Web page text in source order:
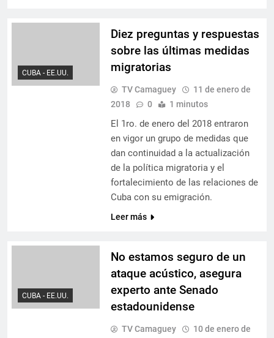
CUBA - EE.UU.
Diez preguntas y respuestas
sobre las últimas medidas
migratorias
TV Camaguey
11 de enero de
2018
0 1 minutos
El 1ro. de enero del 2018 entraron
en vigor un grupo de medidas que
dan continuidad a la actualización
de la política migratoria y el
fortalecimiento de las relaciones de
Cuba con su emigración.
Leer más
CUBA - EE.UU.
No estamos seguro de un
ataque acústico, asegura
experto ante Senado
estadounidense
TV Camaguey
10 de enero de